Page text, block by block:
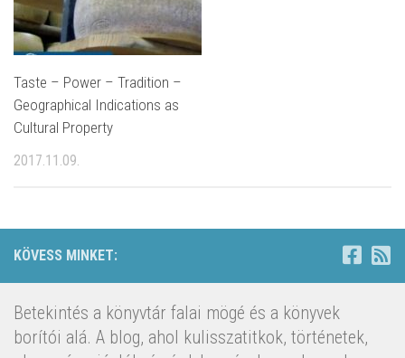
Taste – Power – Tradition –
Geographical Indications as
Cultural Property
2017.11.09.
KÖVESS MINKET:
Betekintés a könyvtár falai mögé és a könyvek
borítói alá. A blog, ahol kulisszatitkok, történetek,